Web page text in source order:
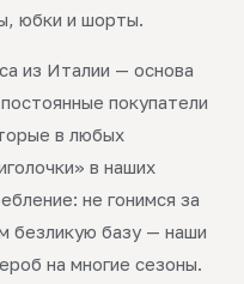
юбки и шорты.
из Италии — основа
покупатели
в любых
в наших
не гонимся за
безликую базу — наши
на многие сезоны.